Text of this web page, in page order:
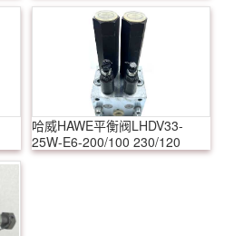
哈威HAWE平衡阀LHDV33-
25W-E6-200/100 230/120